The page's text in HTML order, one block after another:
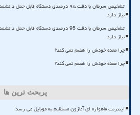
تشخیص سرطان با دقت ۹۵ درصدی دستگاه
نیاز دارد
تشخیص سرطان با دقت 95 درصدی دستگاه
نیاز دارد
چرا معده خودش را هضم نمی کند؟
چرا معده خودش را هضم نمی کند؟
پربحث ترین ها
اینترنت ماهواره ای آمازون مستقیم به موبایل می رسد